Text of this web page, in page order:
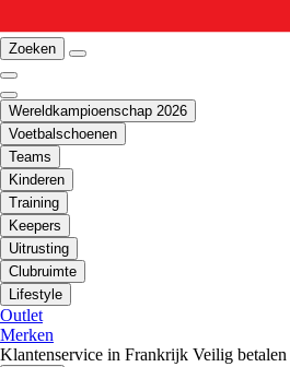
Zoeken
Wereldkampioenschap 2026
Voetbalschoenen
Teams
Kinderen
Training
Keepers
Uitrusting
Clubruimte
Lifestyle
Outlet
Merken
Klantenservice in Frankrijk Veilig betalen